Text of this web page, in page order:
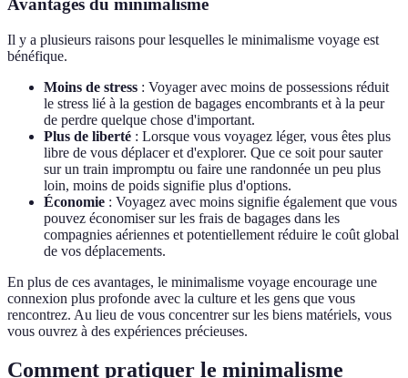
Avantages du minimalisme
Il y a plusieurs raisons pour lesquelles le minimalisme voyage est
bénéfique.
Moins de stress : Voyager avec moins de possessions réduit
le stress lié à la gestion de bagages encombrants et à la peur
de perdre quelque chose d'important.
Plus de liberté : Lorsque vous voyagez léger, vous êtes plus
libre de vous déplacer et d'explorer. Que ce soit pour sauter
sur un train impromptu ou faire une randonnée un peu plus
loin, moins de poids signifie plus d'options.
Économie : Voyagez avec moins signifie également que vous
pouvez économiser sur les frais de bagages dans les
compagnies aériennes et potentiellement réduire le coût global
de vos déplacements.
En plus de ces avantages, le minimalisme voyage encourage une
connexion plus profonde avec la culture et les gens que vous
rencontrez. Au lieu de vous concentrer sur les biens matériels, vous
vous ouvrez à des expériences précieuses.
Comment pratiquer le minimalisme